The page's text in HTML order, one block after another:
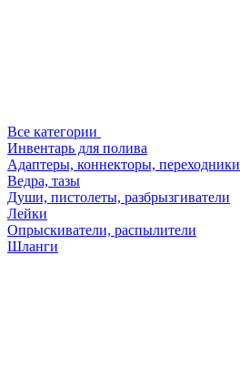
Все категории
Инвентарь для полива
Адаптеры, коннекторы, переходники
Ведра, тазы
Души, пистолеты, разбрызгиватели
Лейки
Опрыскиватели, распылители
Шланги